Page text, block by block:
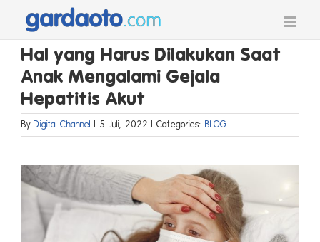
content
Hal yang Harus Dilakukan Saat
Anak Mengalami Gejala
Hepatitis Akut
By Digital Channel | 5 Juli, 2022 | Categories: BLOG